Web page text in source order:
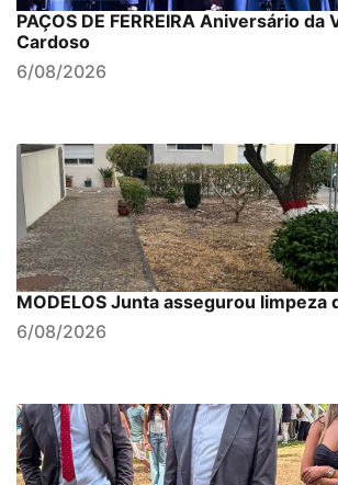
PAÇOS DE FERREIRA Aniversário da
Cardoso
6/08/2026
MODELOS Junta assegurou limpeza
6/08/2026